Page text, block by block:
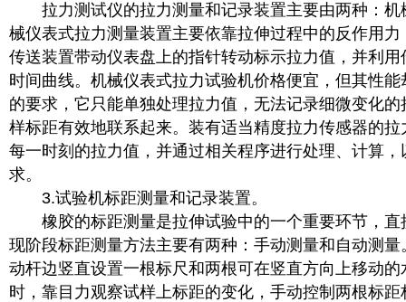
拉力测试仪的拉力测量和记录装置主要由两种：机
械仪表式拉力测量装置主要依靠拉伸过程中的反作用
传送装置带动仪表盘上的指针转动标示拉力值，并利
时间曲线。机械仪表式拉力试验机价格便宜，但其性
的要求，它只能单独处理拉力值，无法记录细微变化
样标距有效地联系起来。装有适当精度拉力传感器的
每一时刻的拉力值，并通过相关程序进行处理、计算
求。
3.试验机标距测量和记录装置。
橡胶的标距测量是拉伸试验中的一个重要环节，直
现阶段标距测量方法主要有两种：手动测量和自动测
动杆边竖直设置一根标尺和两根可在竖直方向上移动
时，靠目力观察试样上标距的变化，手动控制两根标